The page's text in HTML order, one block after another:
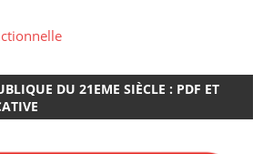
DU 21EME SIÈCLE : PDF ET